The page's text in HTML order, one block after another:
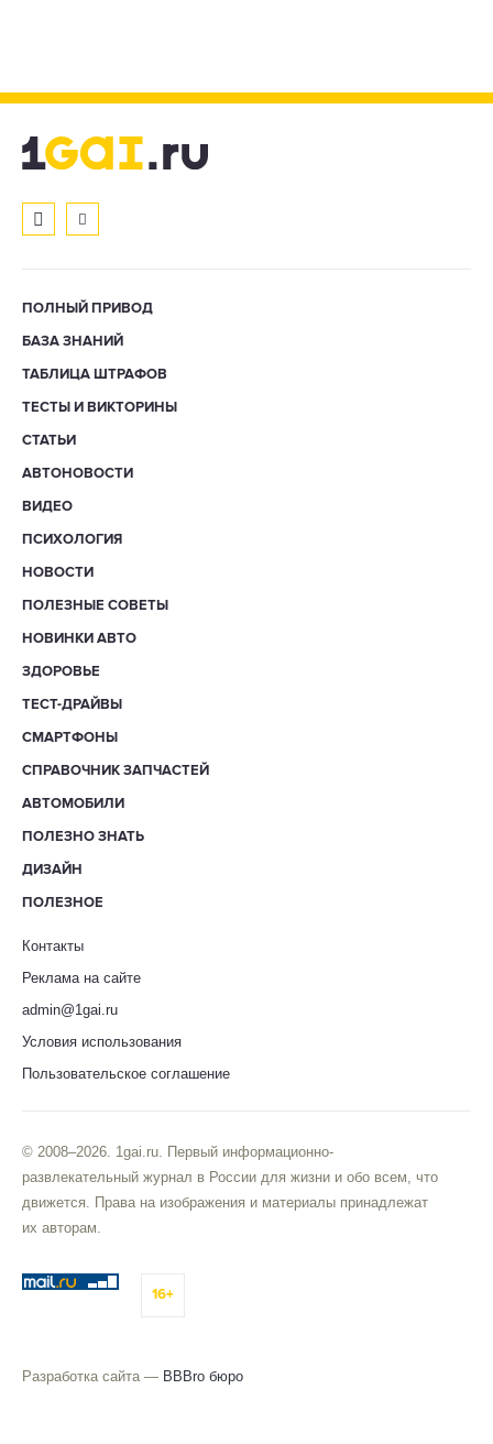
ПОЛНЫЙ ПРИВОД
БАЗА ЗНАНИЙ
ТАБЛИЦА ШТРАФОВ
ТЕСТЫ И ВИКТОРИНЫ
СТАТЬИ
АВТОНОВОСТИ
ВИДЕО
ПСИХОЛОГИЯ
НОВОСТИ
ПОЛЕЗНЫЕ СОВЕТЫ
НОВИНКИ АВТО
ЗДОРОВЬЕ
ТЕСТ-ДРАЙВЫ
СМАРТФОНЫ
СПРАВОЧНИК ЗАПЧАСТЕЙ
АВТОМОБИЛИ
ПОЛЕЗНО ЗНАТЬ
ДИЗАЙН
ПОЛЕЗНОЕ
Контакты
Реклама на сайте
admin@1gai.ru
Условия использования
Пользовательское соглашение
© 2008–2026. 1gai.ru. Первый информационно-
развлекательный журнал в России для жизни и обо всем, что
движется. Права на изображения и материалы принадлежат
их авторам.
16+
Разработка сайта — BBBro бюро